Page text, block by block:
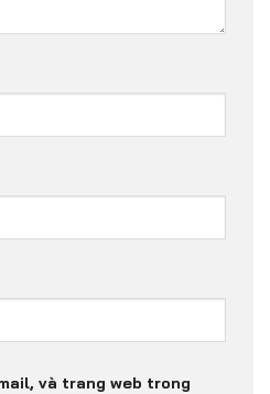
và trang web trong